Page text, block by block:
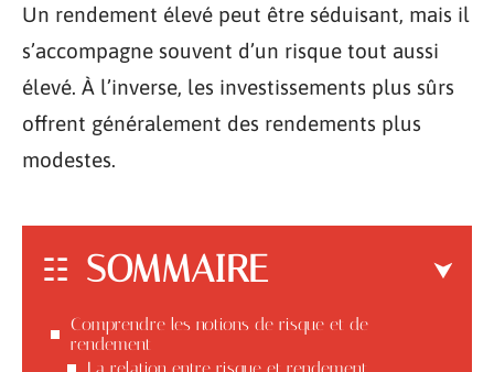
Un rendement élevé peut être séduisant, mais il
s’accompagne souvent d’un risque tout aussi
élevé. À l’inverse, les investissements plus sûrs
offrent généralement des rendements plus
modestes.
SOMMAIRE
Comprendre les notions de risque et de
rendement
La relation entre risque et rendement